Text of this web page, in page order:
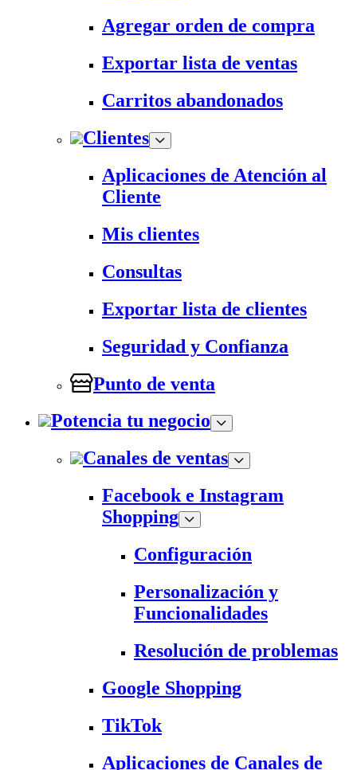
Agregar orden de compra
Exportar lista de ventas
Carritos abandonados
Clientes
Aplicaciones de Atención al
Cliente
Mis clientes
Consultas
Exportar lista de clientes
Seguridad y Confianza
Punto de venta
Potencia tu negocio
Canales de ventas
Facebook e Instagram
Shopping
Configuración
Personalización y
Funcionalidades
Resolución de problemas
Google Shopping
TikTok
Aplicaciones de Canales de